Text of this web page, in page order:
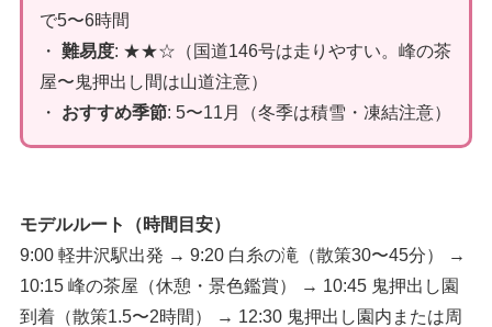
で5〜6時間
・ 難易度: ★★☆（国道146号は走りやすい。峰の茶
屋〜鬼押出し間は山道注意）
・ おすすめ季節: 5〜11月（冬季は積雪・凍結注意）
モデルルート（時間目安）
9:00 軽井沢駅出発 → 9:20 白糸の滝（散策30〜45分） →
10:15 峰の茶屋（休憩・景色鑑賞） → 10:45 鬼押出し園
到着（散策1.5〜2時間） → 12:30 鬼押出し園内または周